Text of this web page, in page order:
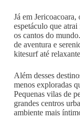
Já em
espetáculo que
os cantos do
de aventura e
kitesurf até
Além desses
menos exploradas
Pequenas vilas de
grandes centros
ambiente mais